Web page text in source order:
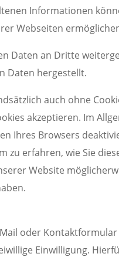
Informationen
Webseiten
Daten an Dritte
Daten hergestellt.
auch ohne
akzeptieren. Im
Ihres Browsers
erfahren, wie Sie
Website
oder
Einwilligung.